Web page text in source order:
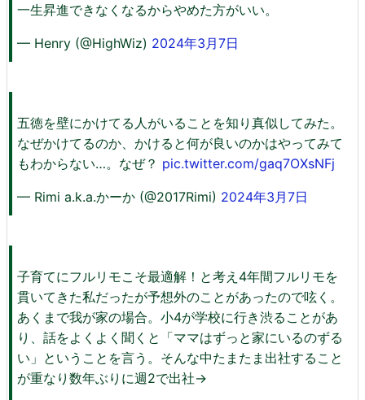
一生昇進できなくなるからやめた方がいい。
— Henry (@HighWiz) 2024年3月7日
五徳を壁にかけてる人がいることを知り真似してみた。
なぜかけてるのか、かけると何が良いのかはやってみて
もわからない…。なぜ？ pic.twitter.com/gaq7OXsNFj
— Rimi a.k.a.かーか (@2017Rimi) 2024年3月7日
子育てにフルリモこそ最適解！と考え4年間フルリモを
貫いてきた私だったが予想外のことがあったので呟く。
あくまで我が家の場合。小4が学校に行き渋ることがあ
り、話をよくよく聞くと「ママはずっと家にいるのずる
い」ということを言う。そんな中たまたま出社すること
が重なり数年ぶりに週2で出社→